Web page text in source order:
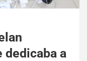
a